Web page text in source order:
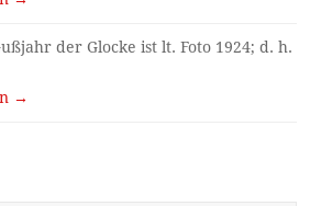
der Glocke ist lt. Foto 1924; d. h.
→